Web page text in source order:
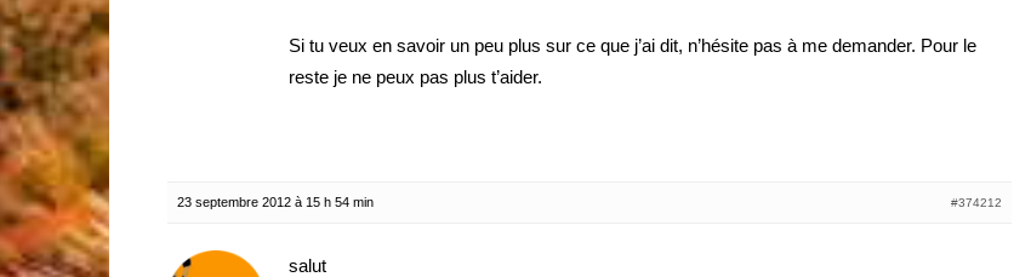
Si tu veux en savoir un peu plus sur ce que j’ai dit, n’hésite pas à me demander. Pour le
reste je ne peux pas plus t’aider.
23 septembre 2012 à 15 h 54 min #374212
salut